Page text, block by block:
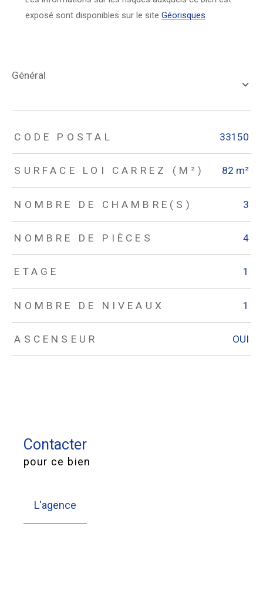
exposé sont disponibles sur le site Géorisques
général
TRAD_ZEPHYR_Caracteristique TRAD_ZEPHYR_Valeurs
CODE POSTAL 33150
SURFACE LOI CARREZ (M²) 82 m²
NOMBRE DE CHAMBRE(S) 3
NOMBRE DE PIÈCES 4
ETAGE 1
NOMBRE DE NIVEAUX 1
ASCENSEUR OUI
Contacter
pour ce bien
L'agence